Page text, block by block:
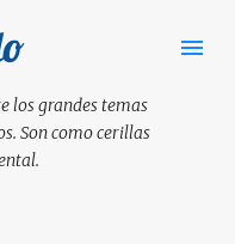
los grandes temas
Son como cerillas